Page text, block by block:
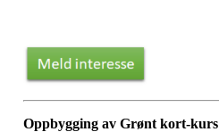
Oppbygging av Grønt kort-kurs